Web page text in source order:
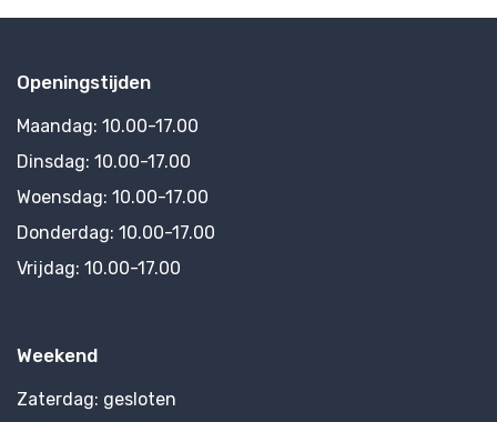
Openingstijden
Maandag: 10.00-17.00
Dinsdag: 10.00-17.00
Woensdag: 10.00-17.00
Donderdag: 10.00-17.00
Vrijdag: 10.00-17.00
Weekend
Zaterdag: gesloten